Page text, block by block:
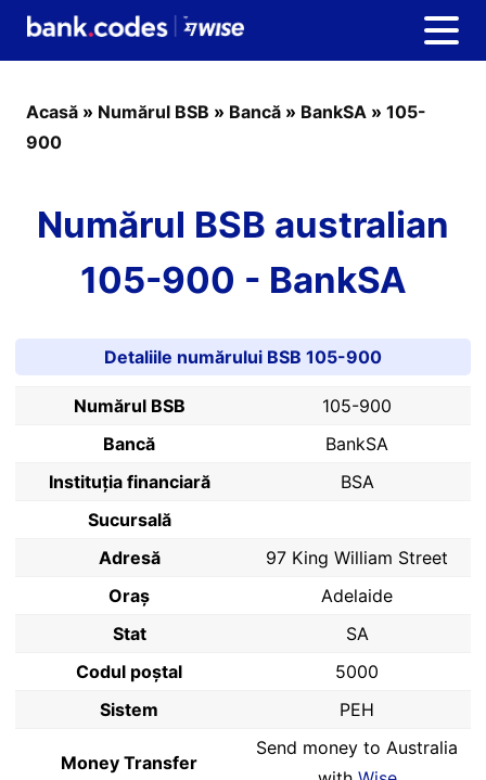
Acasă » Numărul BSB » Bancă » BankSA » 105-
900
Numărul BSB australian
105-900 - BankSA
Detaliile numărului BSB 105-900
Numărul BSB
105-900
Bancă
BankSA
Instituția financiară
BSA
Sucursală
Adresă
97 King William Street
Oraș
Adelaide
Stat
SA
Codul poştal
5000
Sistem
PEH
Money Transfer
Send money to Australia